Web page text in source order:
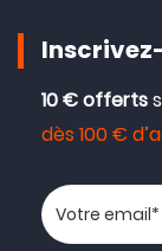
10 € offerts
dès 100 €
Votre